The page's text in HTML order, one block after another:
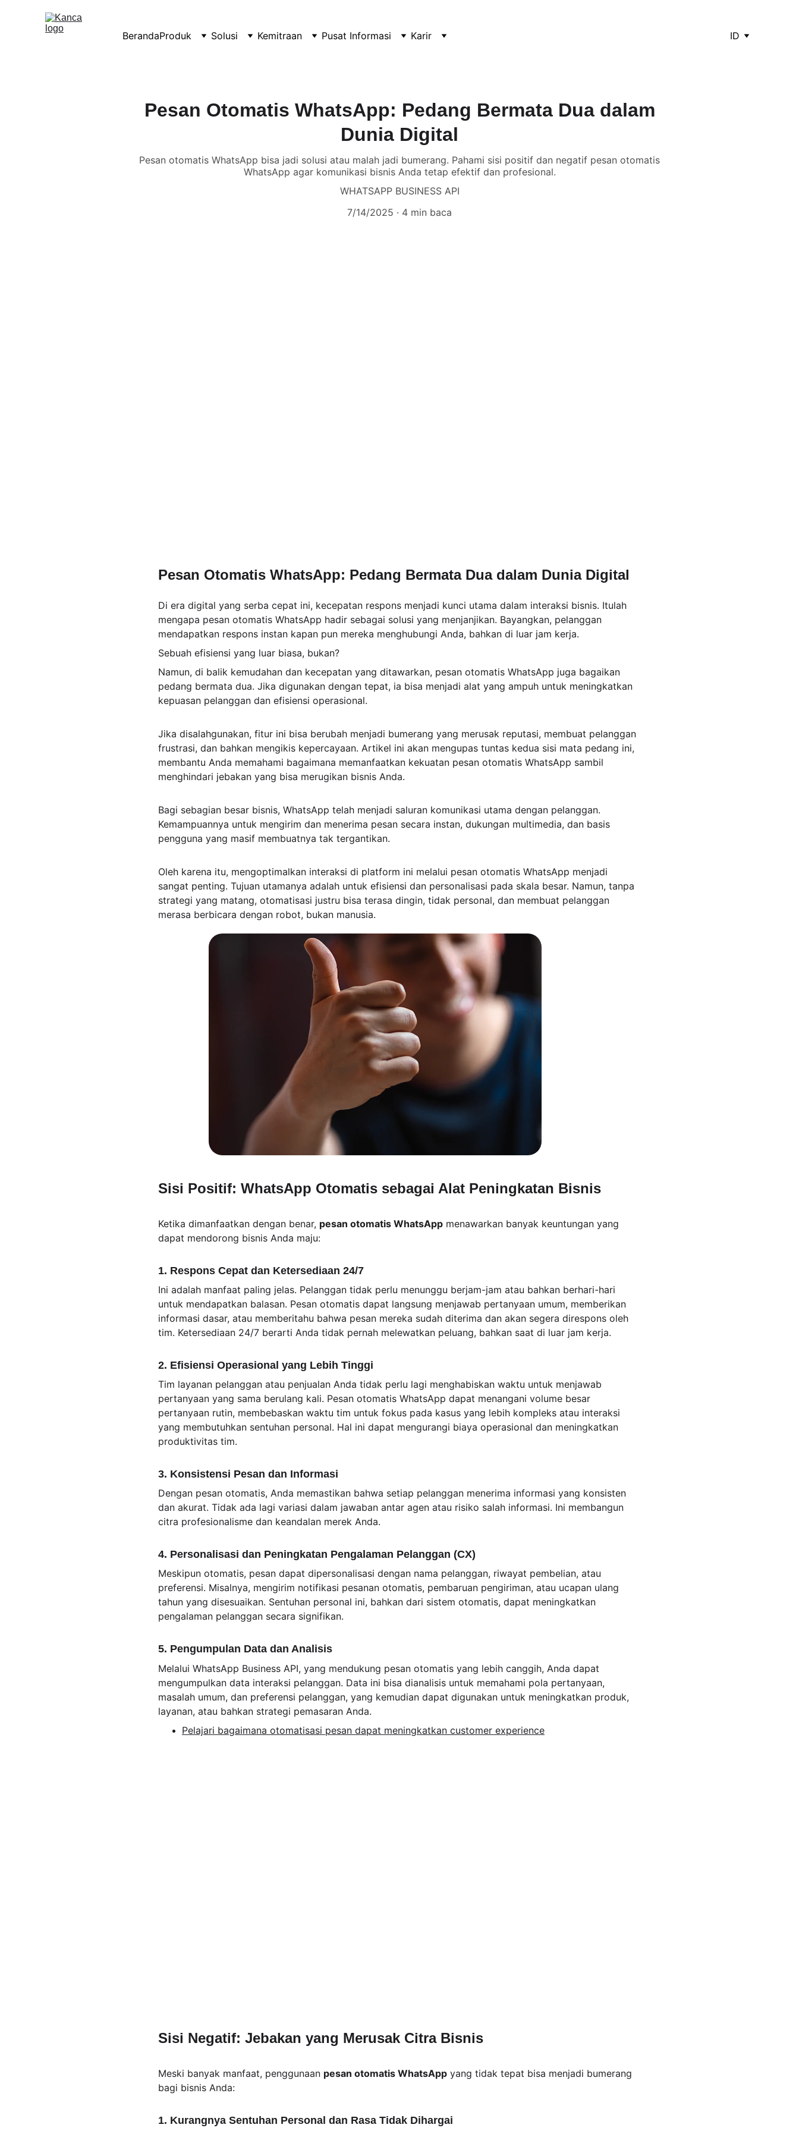
BerandaProduk Solusi Kemitraan Pusat Informasi Karir ID
Pesan Otomatis WhatsApp: Pedang Bermata Dua dalam
Dunia Digital
Pesan otomatis WhatsApp bisa jadi solusi atau malah jadi bumerang. Pahami sisi positif dan negatif pesan otomatis
WhatsApp agar komunikasi bisnis Anda tetap efektif dan profesional.
WHATSAPP BUSINESS API
7/14/2025
4 min baca
Pesan Otomatis WhatsApp: Pedang Bermata Dua dalam Dunia Digital
Di era digital yang serba cepat ini, kecepatan respons menjadi kunci utama dalam interaksi bisnis. Itulah
mengapa pesan otomatis WhatsApp hadir sebagai solusi yang menjanjikan. Bayangkan, pelanggan
mendapatkan respons instan kapan pun mereka menghubungi Anda, bahkan di luar jam kerja.
Sebuah efisiensi yang luar biasa, bukan?
Namun, di balik kemudahan dan kecepatan yang ditawarkan, pesan otomatis WhatsApp juga bagaikan
pedang bermata dua. Jika digunakan dengan tepat, ia bisa menjadi alat yang ampuh untuk meningkatkan
kepuasan pelanggan dan efisiensi operasional.
Jika disalahgunakan, fitur ini bisa berubah menjadi bumerang yang merusak reputasi, membuat pelanggan
frustrasi, dan bahkan mengikis kepercayaan. Artikel ini akan mengupas tuntas kedua sisi mata pedang ini,
membantu Anda memahami bagaimana memanfaatkan kekuatan pesan otomatis WhatsApp sambil
menghindari jebakan yang bisa merugikan bisnis Anda.
Bagi sebagian besar bisnis, WhatsApp telah menjadi saluran komunikasi utama dengan pelanggan.
Kemampuannya untuk mengirim dan menerima pesan secara instan, dukungan multimedia, dan basis
pengguna yang masif membuatnya tak tergantikan.
Oleh karena itu, mengoptimalkan interaksi di platform ini melalui pesan otomatis WhatsApp menjadi
sangat penting. Tujuan utamanya adalah untuk efisiensi dan personalisasi pada skala besar. Namun, tanpa
strategi yang matang, otomatisasi justru bisa terasa dingin, tidak personal, dan membuat pelanggan
merasa berbicara dengan robot, bukan manusia.
Sisi Positif: WhatsApp Otomatis sebagai Alat Peningkatan Bisnis
Ketika dimanfaatkan dengan benar, pesan otomatis WhatsApp menawarkan banyak keuntungan yang
dapat mendorong bisnis Anda maju:
1. Respons Cepat dan Ketersediaan 24/7
Ini adalah manfaat paling jelas. Pelanggan tidak perlu menunggu berjam-jam atau bahkan berhari-hari
untuk mendapatkan balasan. Pesan otomatis dapat langsung menjawab pertanyaan umum, memberikan
informasi dasar, atau memberitahu bahwa pesan mereka sudah diterima dan akan segera direspons oleh
tim. Ketersediaan 24/7 berarti Anda tidak pernah melewatkan peluang, bahkan saat di luar jam kerja.
2. Efisiensi Operasional yang Lebih Tinggi
Tim layanan pelanggan atau penjualan Anda tidak perlu lagi menghabiskan waktu untuk menjawab
pertanyaan yang sama berulang kali. Pesan otomatis WhatsApp dapat menangani volume besar
pertanyaan rutin, membebaskan waktu tim untuk fokus pada kasus yang lebih kompleks atau interaksi
yang membutuhkan sentuhan personal. Hal ini dapat mengurangi biaya operasional dan meningkatkan
produktivitas tim.
3. Konsistensi Pesan dan Informasi
Dengan pesan otomatis, Anda memastikan bahwa setiap pelanggan menerima informasi yang konsisten
dan akurat. Tidak ada lagi variasi dalam jawaban antar agen atau risiko salah informasi. Ini membangun
citra profesionalisme dan keandalan merek Anda.
4. Personalisasi dan Peningkatan Pengalaman Pelanggan (CX)
Meskipun otomatis, pesan dapat dipersonalisasi dengan nama pelanggan, riwayat pembelian, atau
preferensi. Misalnya, mengirim notifikasi pesanan otomatis, pembaruan pengiriman, atau ucapan ulang
tahun yang disesuaikan. Sentuhan personal ini, bahkan dari sistem otomatis, dapat meningkatkan
pengalaman pelanggan secara signifikan.
5. Pengumpulan Data dan Analisis
Melalui WhatsApp Business API, yang mendukung pesan otomatis yang lebih canggih, Anda dapat
mengumpulkan data interaksi pelanggan. Data ini bisa dianalisis untuk memahami pola pertanyaan,
masalah umum, dan preferensi pelanggan, yang kemudian dapat digunakan untuk meningkatkan produk,
layanan, atau bahkan strategi pemasaran Anda.
Pelajari bagaimana otomatisasi pesan dapat meningkatkan customer experience
Sisi Negatif: Jebakan yang Merusak Citra Bisnis
Meski banyak manfaat, penggunaan pesan otomatis WhatsApp yang tidak tepat bisa menjadi bumerang
bagi bisnis Anda:
1. Kurangnya Sentuhan Personal dan Rasa Tidak Dihargai